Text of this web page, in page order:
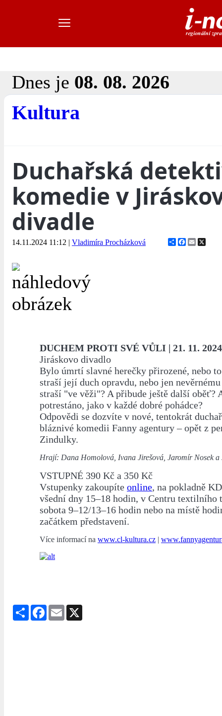
Dnes je 08. 08. 2026
Kultura
Duchařská
komedie v
divadle
14.11.2024 11:12 | Vladimíra Procházková ShareFacebook
Email
DUCHEM PROTI SVÉ VŮLI | 21. 11.
Jiráskovo divadlo
Bylo úmrtí slavné herečky přirozené, nebo
straší její duch opravdu, nebo jen
straší "ve věži"? A přibude ještě další oběť?
potrestáno, jako v každé dobré pohádce?
Odpovědi se dozvíte v nové, tentokrát
bláznivé komedii Fanny agentury – opět z
Zindulky.
Hrají: Dana Homolová, Ivana Jirešová, Jaromír Nosek a
VSTUPNÉ 390 Kč a 350 Kč
Vstupenky zakoupíte online, na pokladně
všední dny 15–18 hodin, v Centru textilního
sobota 9–12/13–16 hodin nebo na místě
začátkem představení.
Více informací na www.cl-kultura.cz |
Share Facebook
Email